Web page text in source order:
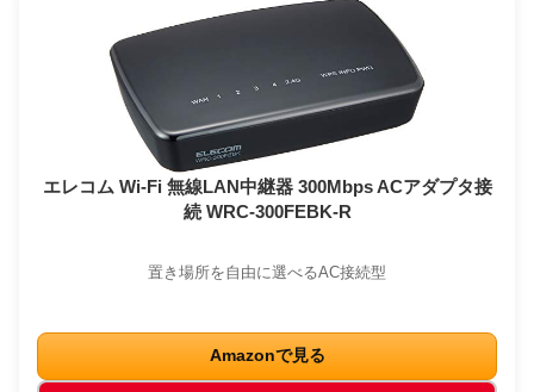
エレコム Wi-Fi 無線LAN中継器 300Mbps ACアダプタ接
続 WRC-300FEBK-R
置き場所を自由に選べるAC接続型
Amazonで見る